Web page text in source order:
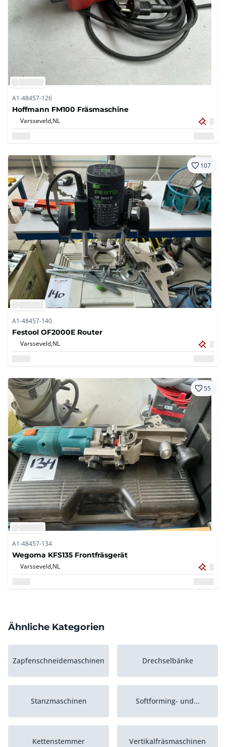
A1-48457-126
Hoffmann FM100 Fräsmaschine
Varsseveld,NL
107
A1-48457-140
Festool OF2000E Router
Varsseveld,NL
55
A1-48457-134
Wegoma KFS135 Frontfräsgerät
Varsseveld,NL
Ähnliche Kategorien
Zapfenschneidemaschinen Drechselbänke
Stanzmaschinen Softforming- und...
Kettenstemmer Vertikalfräsmaschinen